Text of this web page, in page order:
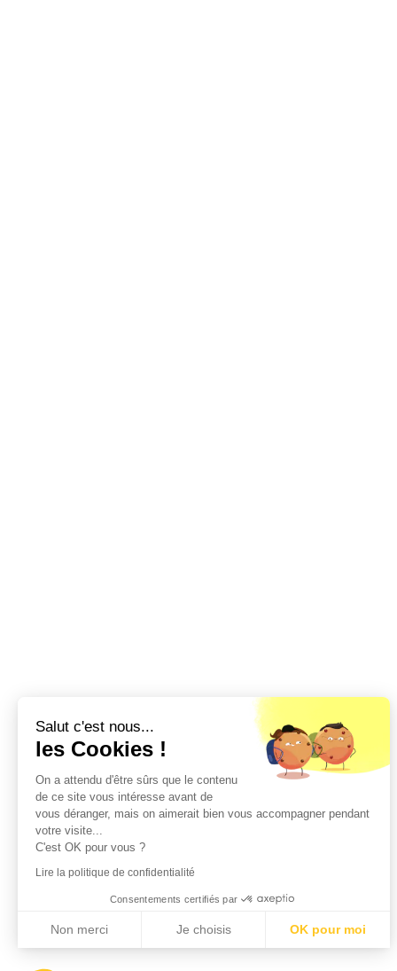
Salut c'est nous...
les Cookies !
On a attendu d'être sûrs que le contenu
de ce site vous intéresse avant de
vous déranger, mais on aimerait bien vous accompagner pendant
votre visite...
C'est OK pour vous ?
Lire la politique de confidentialité
Consentements certifiés par
Non merci Je choisis OK pour moi